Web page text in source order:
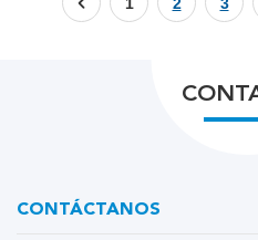
CONTÁCTANOS